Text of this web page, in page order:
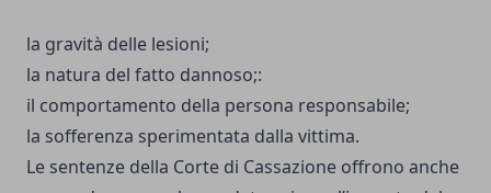
la gravità delle lesioni;
la natura del fatto dannoso;:
il comportamento della persona responsabile;
la sofferenza sperimentata dalla vittima.
Le sentenze della Corte di Cassazione offrono anche